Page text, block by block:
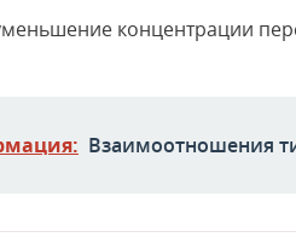
концентрации
Взаимоотношения